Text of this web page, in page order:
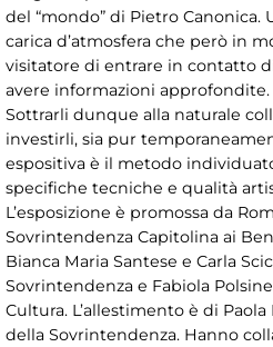
del “mondo” di Pietro Canonica.
carica d’atmosfera che però in
visitatore di entrare in contatto
avere informazioni approfondite.
Sottrarli dunque alla naturale
investirli, sia pur
espositiva è il metodo
specifiche tecniche e qualità
L’esposizione è promossa da
Sovrintendenza Capitolina ai
Bianca Maria Santese e Carla
Sovrintendenza e Fabiola
Cultura. L’allestimento è di
della Sovrintendenza. Hanno